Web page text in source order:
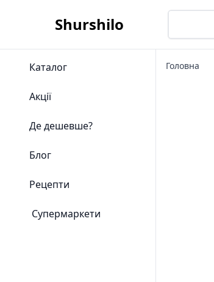
Shurshilo
Каталог
Акції
Де дешевше?
Блог
Рецепти
Супермаркети
Головна